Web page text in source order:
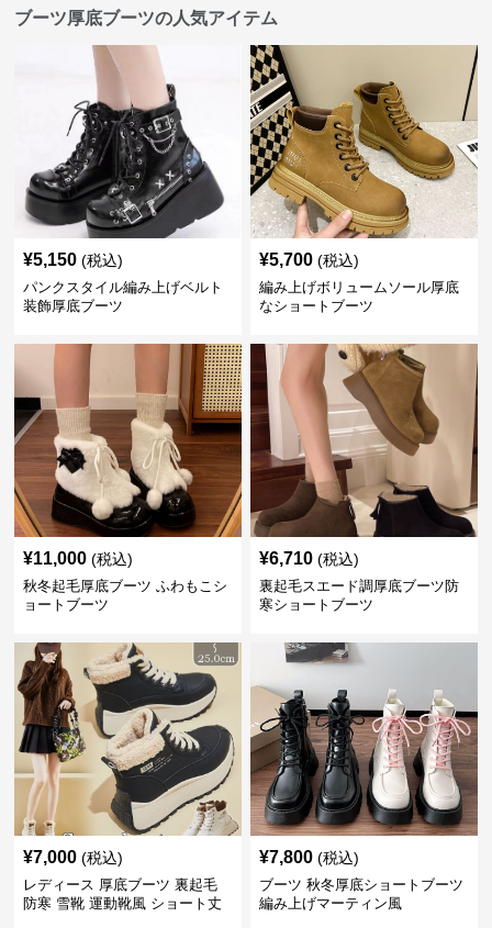
ブーツ厚底ブーツの人気アイテム
¥5,150 (税込)
パンクスタイル編み上げベルト
装飾厚底ブーツ
¥5,700 (税込)
編み上げボリュームソール厚底
なショートブーツ
¥11,000 (税込)
秋冬起毛厚底ブーツ ふわもこシ
ョートブーツ
¥6,710 (税込)
裏起毛スエード調厚底ブーツ防
寒ショートブーツ
¥7,000 (税込)
レディース 厚底ブーツ 裏起毛
防寒 雪靴 運動靴風 ショート丈
¥7,800 (税込)
ブーツ 秋冬厚底ショートブーツ
編み上げマーティン風